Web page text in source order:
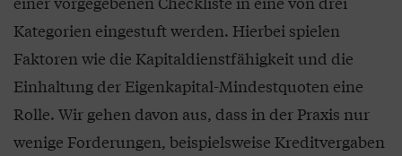
Kategorien eingestuft werden. Hierbei spielen
Faktoren wie die Kapitaldienstfähigkeit und die
Einhaltung der Eigenkapital-Mindestquoten eine
Rolle. Wir gehen davon aus, dass in der Praxis nur
wenige Forderungen, beispielsweise Kreditvergaben